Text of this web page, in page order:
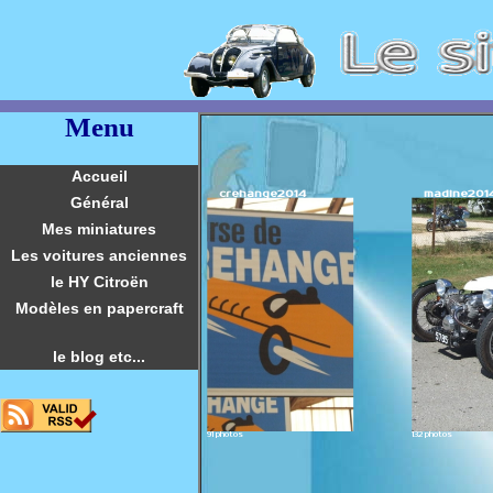
Menu
Accueil
Général
Mes miniatures
Les voitures anciennes
le HY Citroën
Modèles en papercraft
le blog etc...
crehange2014
91 photos 132 photos